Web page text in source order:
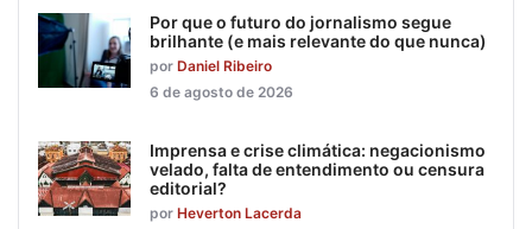
Por que o futuro do jornalismo segue
brilhante (e mais relevante do que nunca)
por Daniel Ribeiro
6 de agosto de 2026
Imprensa e crise climática: negacionismo
velado, falta de entendimento ou censura
editorial?
por Heverton Lacerda